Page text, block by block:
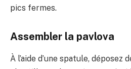
pics fermes.
Assembler la pavlova
À l’aide d’une spatule, déposez